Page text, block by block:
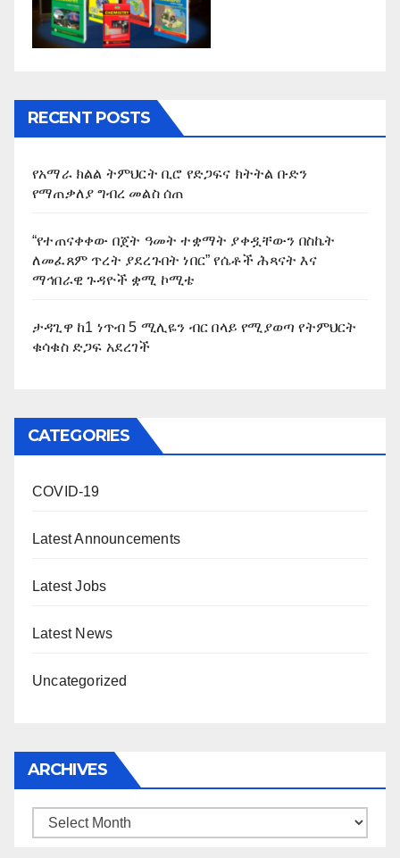
RECENT POSTS
የአማራ ክልል ትምህርት ቢሮ የድጋፍና ክትትል ቡድን
የማጠቃለያ ግብረ መልስ ሰጠ
“የተጠናቀቀው በጀት ዓመት ተቋማት ያቀዷቸውን በስኬት
ለመፈጸም ጥረት ያደረጉበት ነበር” የሴቶች ሕጻናት እና
ማኅበራዊ ጉዳዮች ቋሚ ኮሚቴ
ታዳጊዋ ከ1 ነጥብ 5 ሚሊዬን ብር በላይ የሚያወጣ የትምህርት
ቁሳቁስ ድጋፍ አደረገች
CATEGORIES
COVID-19
Latest Announcements
Latest Jobs
Latest News
Uncategorized
ARCHIVES
Archives